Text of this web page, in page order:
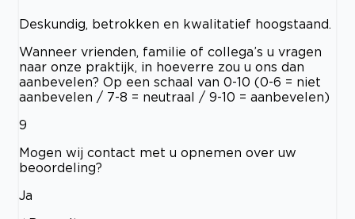
Deskundig, betrokken en kwalitatief hoogstaand.
Wanneer vrienden, familie of collega’s u vragen
naar onze praktijk, in hoeverre zou u ons dan
aanbevelen? Op een schaal van 0-10 (0-6 = niet
aanbevelen / 7-8 = neutraal / 9-10 = aanbevelen)
9
Mogen wij contact met u opnemen over uw
beoordeling?
Ja